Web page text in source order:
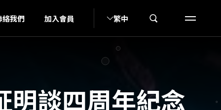
絡我們 加入會員 繁中
明談四周年紀念